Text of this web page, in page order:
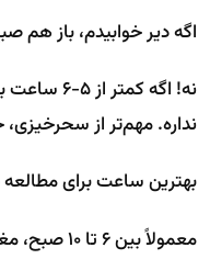
اگه دیر خوابیدم، باز هم
نه! اگه
نداره. مهم‌تر از
بهترین ساعت برای
معمولاً بین